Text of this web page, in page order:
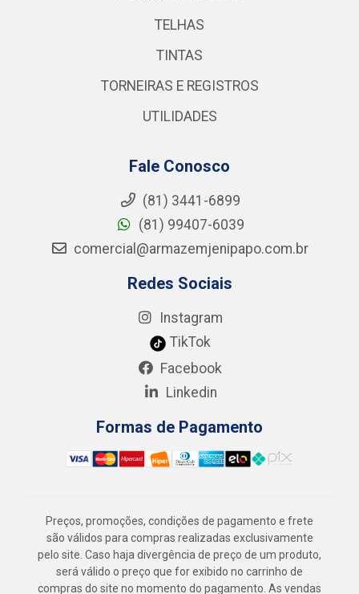
TELHAS
TINTAS
TORNEIRAS E REGISTROS
UTILIDADES
Fale Conosco
(81) 3441-6899
(81) 99407-6039
comercial@armazemjenipapo.com.br
Redes Sociais
Instagram
TikTok
Facebook
Linkedin
Formas de Pagamento
Preços, promoções, condições de pagamento e frete
são válidos para compras realizadas exclusivamente
pelo site. Caso haja divergência de preço de um produto,
será válido o preço que for exibido no carrinho de
compras do site no momento do pagamento. As vendas